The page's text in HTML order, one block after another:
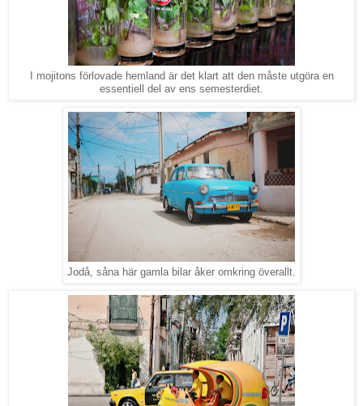
I mojitons förlovade hemland är det klart att den måste utgöra en
essentiell del av ens semesterdiet.
Jodå, såna här gamla bilar åker omkring överallt.